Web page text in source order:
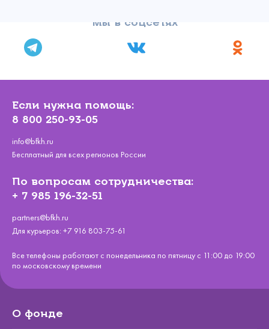
Мы в соцсетях
Если нужна помощь:
8 800 250-93-05
info@bfkh.ru
Бесплатный для всех регионов России
По вопросам сотрудничества:
+ 7 985 196-32-51
partners@bfkh.ru
Для курьеров: +7 916 803-75-61
Все телефоны работают с понедельника по пятницу с 11:00 до 19:00
по московскому времени
О фонде